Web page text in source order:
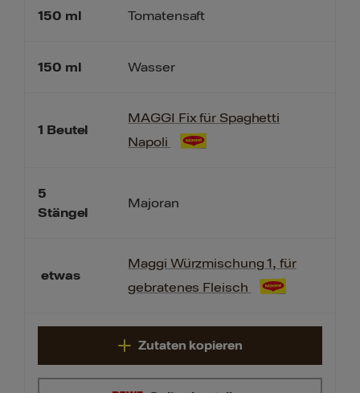
150 ml
150 ml
1 Beutel
5
Stängel
etwas
Tomatensaft
Wasser
MAGGI Fix für Spaghetti
Napoli
Majoran
Maggi Würzmischung 1, für
gebratenes Fleisch
Zutaten kopieren